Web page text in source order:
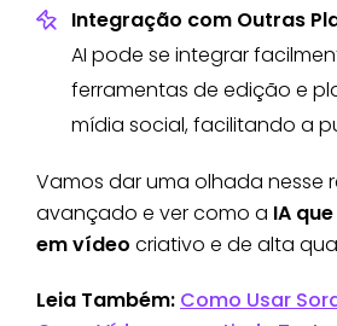
Integração com Outras
AI pode se integrar
ferramentas de edição e
mídia social, facilitando a
Vamos dar uma olhada nesse
avançado e ver como a IA
em vídeo criativo e de alta
Leia Também: Como Usar